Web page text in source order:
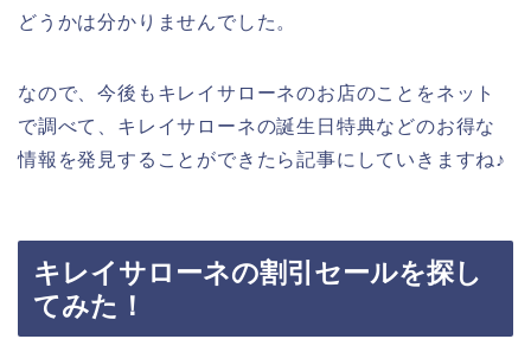
どうかは分かりませんでした。
なので、今後もキレイサローネのお店のことをネット
で調べて、キレイサローネの誕生日特典などのお得な
情報を発見することができたら記事にしていきますね♪
キレイサローネの割引セールを探し
てみた！